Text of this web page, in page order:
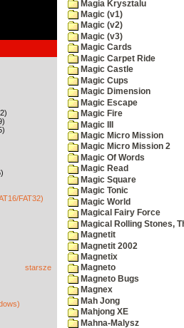
FAT32)
starsze
Magia Krysztalu
Magic (v1)
Magic (v2)
Magic (v3)
Magic Cards
Magic Carpet Ride
Magic Castle
Magic Cups
Magic Dimension
Magic Escape
Magic Fire
Magic III
Magic Micro Mission
Magic Micro Mission 2
Magic Of Words
Magic Read
Magic Square
Magic Tonic
Magic World
Magical Fairy Force
Magical Rolling Stones,
Magnetit
Magnetit 2002
Magnetix
Magneto
Magneto Bugs
Magnex
Mah Jong
Mahjong XE
Mahna-Malysz